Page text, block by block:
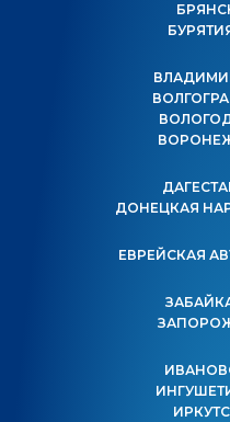
ДОНЕЦКАЯ
ЕВРЕЙСКАЯ